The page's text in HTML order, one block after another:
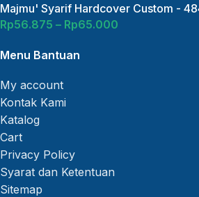
Majmu' Syarif Hardcover Custom -
Rp56.875 – Rp65.000
Menu Bantuan
My account
Kontak Kami
Katalog
Cart
Privacy Policy
Syarat dan Ketentuan
Sitemap